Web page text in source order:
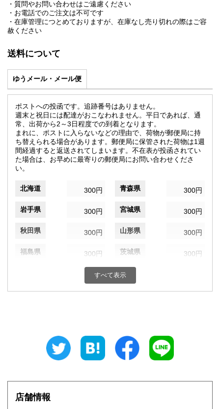
・質問やお問い合わせはご遠慮ください
・お電話でのご注文は不可です
・在庫管理につとめておりますが、在庫なし売り切れの際はご容
赦ください
送料について
ゆうメール・メール便
ポストへの投函です。追跡番号はありません。
週末と祝日には配達がおこなわれません。平日であれば、通
常、出荷から2～3日程度での到着となります。
まれに、ポストに入らないなどの理由で、荷物が郵便局に持
ち替えられる場合があります。郵便局に保管された荷物は1週
間経過すると返送されてしまいます。不在表が投函されてい
た場合は、お早めに最寄りの郵便局にお問い合わせくださ
い。
北海道 300円 青森県 300円
岩手県 300円 宮城県 300円
秋田県 300円 山形県 300円
福島県 300円 茨城県 300円
300円 群馬県
埼玉県 千葉県
300円 富山県
300円 福井県
300円 300円
岐阜県
すべて表示
店舗情報